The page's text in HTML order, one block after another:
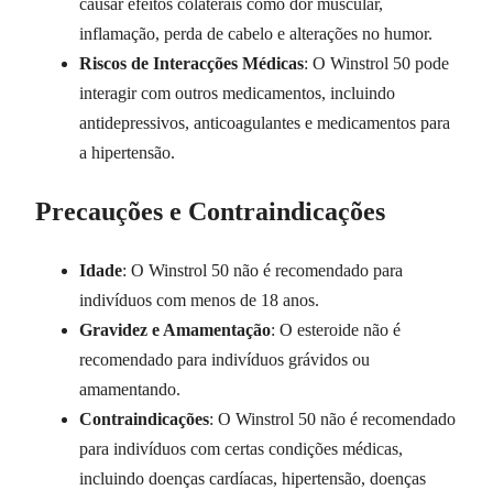
causar efeitos colaterais como dor muscular,
inflamação, perda de cabelo e alterações no humor.
Riscos de Interacções Médicas: O Winstrol 50 pode
interagir com outros medicamentos, incluindo
antidepressivos, anticoagulantes e medicamentos para
a hipertensão.
Precauções e Contraindicações
Idade: O Winstrol 50 não é recomendado para
indivíduos com menos de 18 anos.
Gravidez e Amamentação: O esteroide não é
recomendado para indivíduos grávidos ou
amamentando.
Contraindicações: O Winstrol 50 não é recomendado
para indivíduos com certas condições médicas,
incluindo doenças cardíacas, hipertensão, doenças